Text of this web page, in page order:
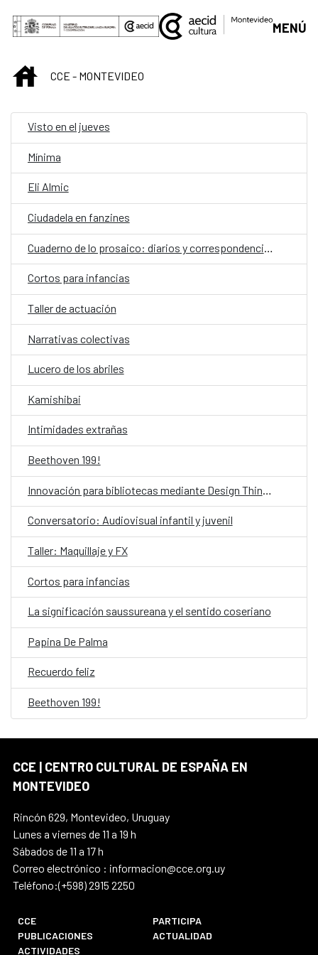
Saltar al contenido principal
MENÚ
INICIOCCE - MONTEVIDEO
Visto en el jueves
Mínima
Eli Almic
Ciudadela en fanzines
Cortos para infancias
Taller de actuación
Narrativas colectivas
Lucero de los abriles
Kamishibai
Intimidades extrañas
Beethoven 199!
Conversatorio: Audiovisual infantil y juvenil
Taller: Maquillaje y FX
Cortos para infancias
La significación saussureana y el sentido coseriano
Papina De Palma
Recuerdo feliz
Beethoven 199!
CCE | CENTRO CULTURAL DE ESPAÑA EN
MONTEVIDEO
Rincón 629, Montevideo, Uruguay
Lunes a viernes de 11 a 19 h
Sábados de 11 a 17 h
Correo electrónico : informacion@cce.org.uy
Teléfono:(+598) 2915 2250
CCE
PARTICIPA
PUBLICACIONES
ACTUALIDAD
ACTIVIDADES